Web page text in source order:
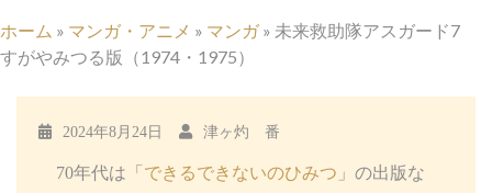
ホーム » マンガ・アニメ » マンガ» 未来救助隊アスガード7
すがやみつる版（1974・1975）
2024年8月24日 津ヶ灼 番
70年代は「 できるできないのひみつ 」の出版な